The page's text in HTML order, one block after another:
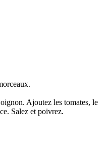
Ajoutez les tomates, le
Salez et poivrez.